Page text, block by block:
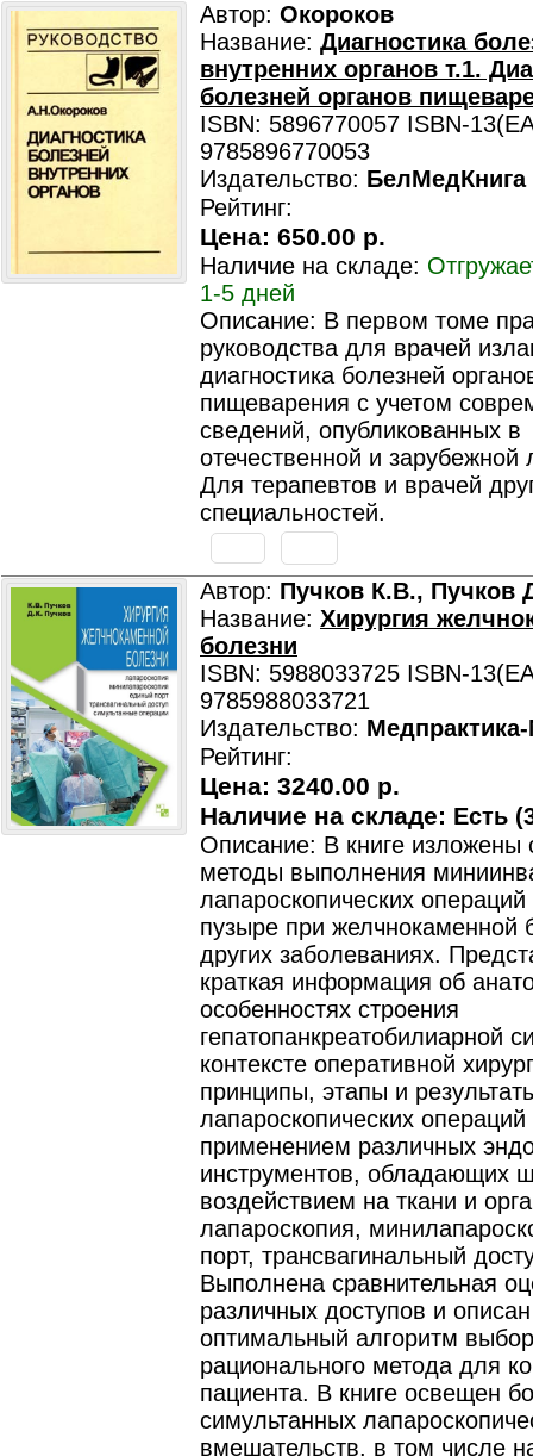
Автор: Окороков
Название: Диагностика
внутренних органов т.1.
болезней органов
ISBN: 5896770057 ISBN-
9785896770053
Издательство: БелМедКнига
Рейтинг:
Цена: 650.00 р.
Наличие на складе:
1-5 дней
Описание: В первом томе
руководства для врачей
диагностика болезней
пищеварения с учетом
сведений, опубликованных в
отечественной и зарубежной
Для терапевтов и врачей
специальностей.
Автор: Пучков К.В., Пучков
Название: Хирургия
болезни
ISBN: 5988033725 ISBN-
9785988033721
Издательство:
Рейтинг:
Цена: 3240.00 р.
Наличие на складе: Есть
Описание: В книге изложены
методы выполнения
лапароскопических
пузыре при желчнокаменной
других заболеваниях.
краткая информация об
особенностях строения
гепатопанкреатобилиарной
контексте оперативной
принципы, этапы и
лапароскопических операций
применением различных
инструментов, обладающих
воздействием на ткани и
лапароскопия,
порт, трансвагинальный
Выполнена сравнительная
различных доступов и описан
оптимальный алгоритм
рационального метода для
пациента. В книге освещен
симультанных
вмешательств, в том числе